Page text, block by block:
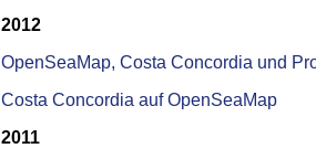
2012
OpenSeaMap, Costa Concordia und
Costa Concordia auf OpenSeaMap
2011